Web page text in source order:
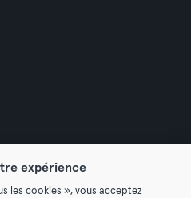
expérience
les cookies », vous acceptez